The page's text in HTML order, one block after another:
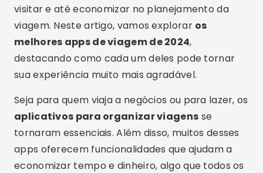
visitar e até economizar no planejamento da
viagem. Neste artigo, vamos explorar os
melhores apps de viagem de 2024,
destacando como cada um deles pode tornar
sua experiência muito mais agradável.
Seja para quem viaja a negócios ou para lazer, os
aplicativos para organizar viagens se
tornaram essenciais. Além disso, muitos desses
apps oferecem funcionalidades que ajudam a
economizar tempo e dinheiro, algo que todos os